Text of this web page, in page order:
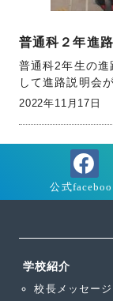
普通科２年進
普通科2年生の進
して進路説明会
2022年11月17日
学校紹介
校長メッセージ